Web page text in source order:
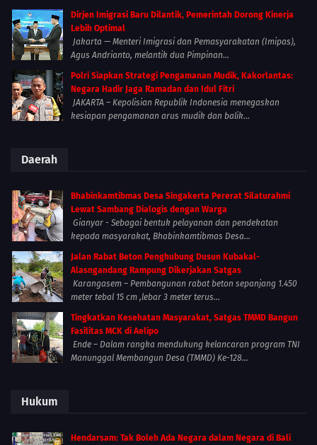
Dirjen Imigrasi Baru Dilantik, Pemerintah Dorong Kinerja
Lebih Optimal
Jakarta — Menteri Imigrasi dan Pemasyarakatan (Imipas),
Agus Andrianto, melantik dua Pimpinan...
Polri Siapkan Strategi Pengamanan Mudik, Kakorlantas:
Negara Hadir Jaga Ramadan dan Idul Fitri
JAKARTA – Kepolisian Republik Indonesia menegaskan
kesiapan pengamanan arus mudik dan balik...
Daerah
Bhabinkamtibmas Desa Singakerta Pererat Silaturahmi
Lewat Sambang Dialogis dengan Warga
Gianyar - Sebagai bentuk pelayanan dan pendekatan
kepada masyarakat, Bhabinkamtibmas Desa...
Jalan Rabat Beton Penghubung Dusun Kubakal-
Alasngandang Rampung Dikerjakan Satgas
Karangasem – Pembangunan rabat beton sepanjang 1.450
meter tebal 15 cm ,lebar 3 meter terus...
Tingkatkan Kesehatan Masyarakat, Satgas TMMD Bangun
Fasilitas MCK di Aelipo
Ende – Dalam rangka mendukung kelancaran program TNI
Manunggal Membangun Desa (TMMD) Ke-128...
Hukum
Hendarsam: Tak Boleh Ada Negara dalam Negara di Bali